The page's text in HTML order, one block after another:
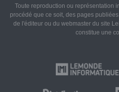
Toute reproduction ou représentation
procédé que ce soit, des pages
de l'éditeur ou du webmaster du site
constitue une